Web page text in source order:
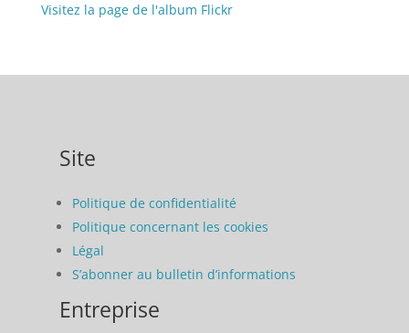
Visitez la page de l'album Flickr
Site
Politique de confidentialité
Politique concernant les cookies
Légal
S’abonner au bulletin d’informations
Entreprise